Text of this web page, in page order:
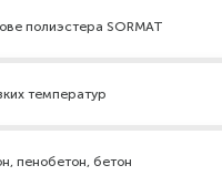
полиэстера SORMAT
температур
пенобетон, бетон